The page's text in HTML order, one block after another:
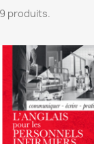
produits.